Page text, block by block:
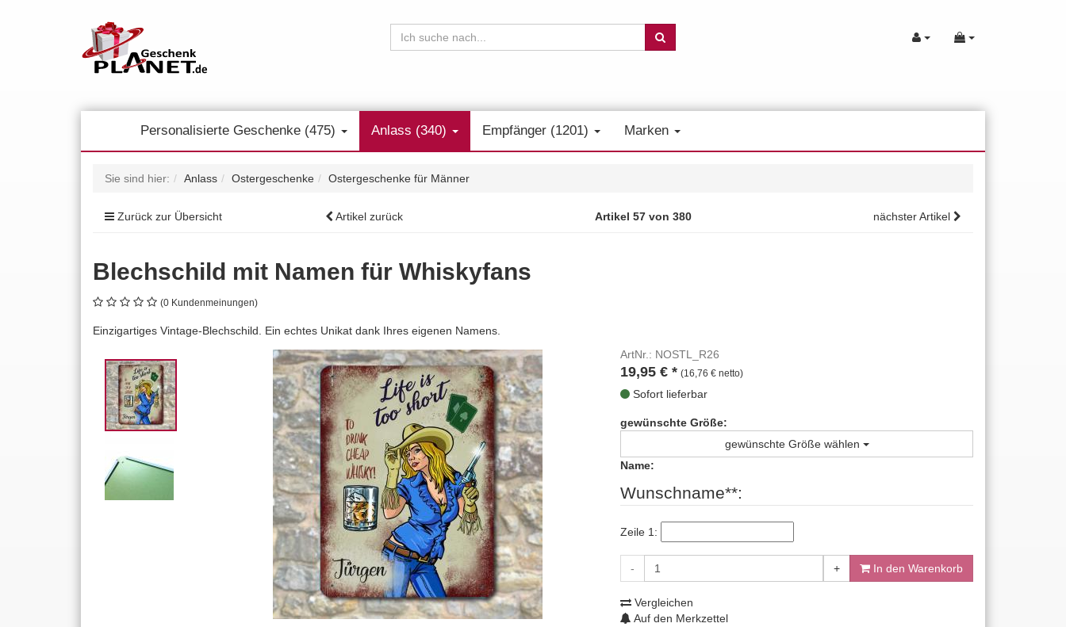
Personalisierte Geschenke (475) Anlass (340) Empfänger (1201) Marken
Sie sind hier: Anlass Ostergeschenke Ostergeschenke für Männer
Zurück zur Übersicht Artikel zurück Artikel 57 von 380 nächster Artikel
Blechschild mit Namen für Whiskyfans
(0 Kundenmeinungen)
Einzigartiges Vintage-Blechschild. Ein echtes Unikat dank Ihres eigenen Namens.
ArtNr.: NOSTL_R26
19,95 € * (16,76 € netto)
Sofort lieferbar
gewünschte Größe:
gewünschte Größe wählen
Name:
Wunschname**:
Zeile 1:
- + In den Warenkorb
Vergleichen
Auf den Merkzettel